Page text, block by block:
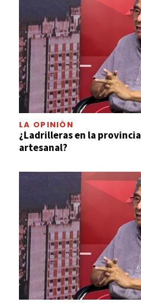
LA OPINIÓN
¿Ladrilleras en la
artesanal?